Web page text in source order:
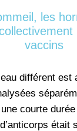
les
vaccins
différent est
courte
était